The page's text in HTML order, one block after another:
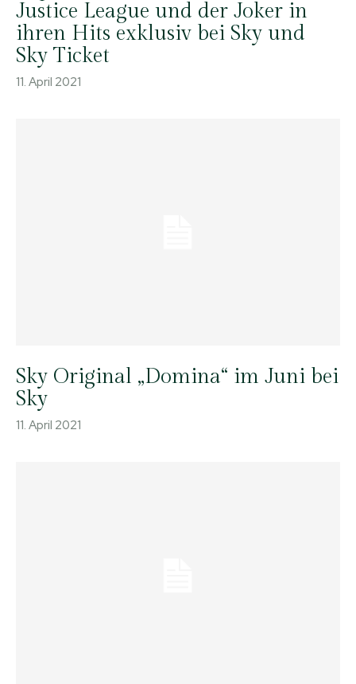
Justice League und der Joker in
ihren Hits exklusiv bei Sky und
Sky Ticket
11. April 2021
Sky Original „Domina“ im Juni bei
Sky
11. April 2021